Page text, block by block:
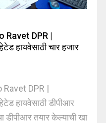
Ravet DPR |
हायवेसाठी चार हजार
DPR |
हायवेसाठी डीपीआर
डीपीआर तयार केल्याची खा